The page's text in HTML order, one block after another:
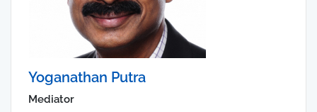
Yoganathan Putra
Mediator